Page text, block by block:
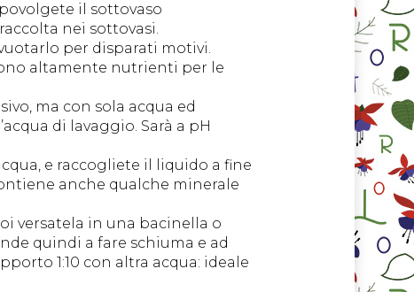
il sottovaso
nei sottovasi.
per disparati motivi.
altamente nutrienti per le
ma con sola acqua ed
di lavaggio. Sarà a pH
e raccogliete il liquido a fine
anche qualche minerale
versatela in una bacinella o
quindi a fare schiuma e ad
1:10 con altra acqua: ideale